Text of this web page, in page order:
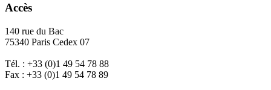
Accès
140 rue du Bac
75340 Paris Cedex 07
Tél. : +33 (0)1 49 54 78 88
Fax : +33 (0)1 49 54 78 89